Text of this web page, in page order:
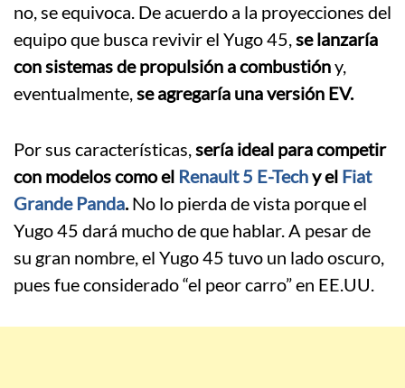
no, se equivoca. De acuerdo a la proyecciones del
equipo que busca revivir el Yugo 45,se lanzaría
con sistemas de propulsión a combustióny,
eventualmente,se agregaría una versión EV.
Por sus características,sería ideal para competir
con modelos como el Renault 5 E-Techy el Fiat
Grande Panda.No lo pierda de vista porque el
Yugo 45 dará mucho de que hablar. A pesar de
su gran nombre, el Yugo 45 tuvo un lado oscuro,
pues fue considerado “el peor carro” en EE.UU.